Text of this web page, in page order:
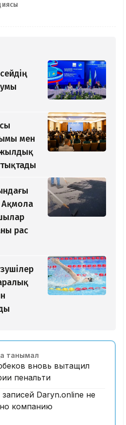
мен
жылдық
рас
танымал
вновь вытащил
пенальти
Daryn.online не
компанию